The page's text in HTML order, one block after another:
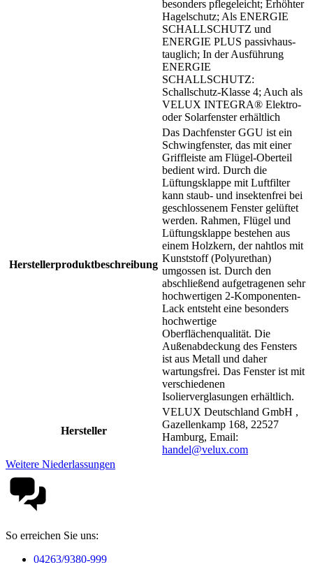
besonders pflegeleicht; Erhöhter
Hagelschutz; Als ENERGIE
SCHALLSCHUTZ und
ENERGIE PLUS passivhaus-
tauglich; In der Ausführung
ENERGIE
SCHALLSCHUTZ:
Schallschutz-Klasse 4; Auch als
VELUX INTEGRA® Elektro-
oder Solarfenster erhältlich
Herstellerproduktbeschreibung
Das Dachfenster GGU ist ein
Schwingfenster, das mit einer
Griffleiste am Flügel-Oberteil
bedient wird. Durch die
Lüftungsklappe mit Luftfilter
kann staub- und insektenfrei bei
geschlossenem Fenster gelüftet
werden. Rahmen, Flügel und
Lüftungsklappe bestehen aus
einem Holzkern, der nahtlos mit
Kunststoff (Polyurethan)
umgossen ist. Durch den
abschließend aufgetragenen sehr
hochwertigen 2-Komponenten-
Lack entsteht eine besonders
hochwertige
Oberflächenqualität. Die
Außenabdeckung des Fensters
ist aus Metall und daher
wartungsfrei. Das Fenster ist mit
verschiedenen
Isolierverglasungen erhältlich.
Hersteller
VELUX Deutschland GmbH ,
Gazellenkamp 168, 22527
Hamburg, Email:
handel@velux.com
Weitere Niederlassungen
So erreichen Sie uns:
04263/9380-999